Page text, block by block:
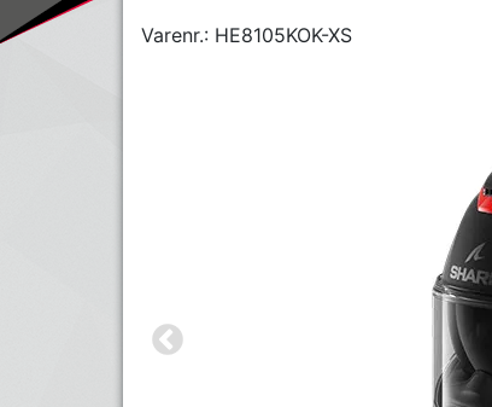
Varenr.: HE8105KOK-XS